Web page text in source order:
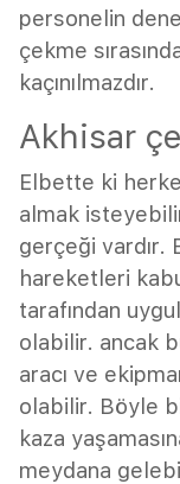
personelin
çekme
kaçınılmazdır.
Akhisar
Elbette ki
almak
gerçeği vardır.
hareketleri
tarafından
olabilir. ancak
aracı ve
olabilir. Böyle
kaza
meydana